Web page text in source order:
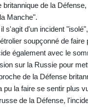
britannique de la
Manche".
s'agit d'un incident
soupçonné de
également avec le
sur la Russie pour
de la Défense
pu la faire se sentir plus
de la Défense,